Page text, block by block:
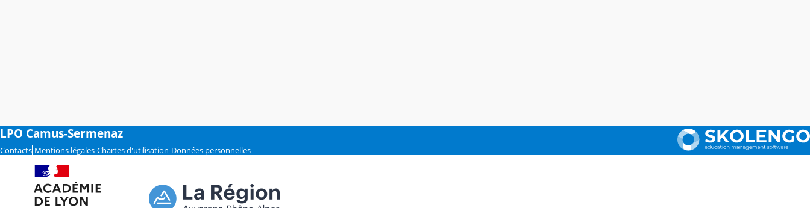
LPO Camus-Sermenaz
Contacts Mentions légales Chartes d'utilisation Données personnelles